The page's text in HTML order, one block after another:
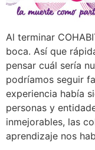
Al terminar
boca. Así que
pensar cuál sería
podríamos seguir
experiencia había
personas y
inmejorables, las
aprendizaje nos